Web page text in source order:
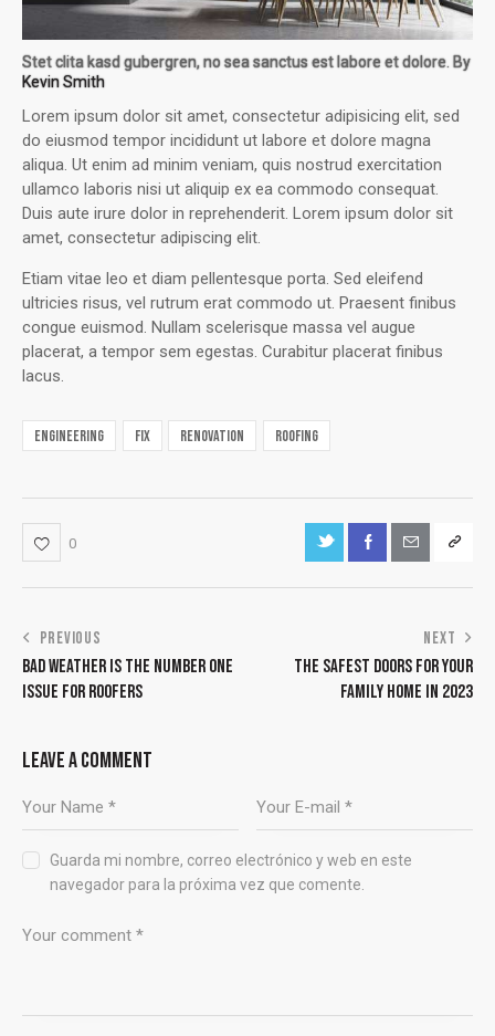
Stet clita kasd gubergren, no sea sanctus est labore et dolore. By
Kevin Smith
Lorem ipsum dolor sit amet, consectetur adipisicing elit, sed
do eiusmod tempor incididunt ut labore et dolore magna
aliqua. Ut enim ad minim veniam, quis nostrud exercitation
ullamco laboris nisi ut aliquip ex ea commodo consequat.
Duis aute irure dolor in reprehenderit. Lorem ipsum dolor sit
amet, consectetur adipiscing elit.
Etiam vitae leo et diam pellentesque porta. Sed eleifend
ultricies risus, vel rutrum erat commodo ut. Praesent finibus
congue euismod. Nullam scelerisque massa vel augue
placerat, a tempor sem egestas. Curabitur placerat finibus
lacus.
engineering fix renovation roofing
0
PREVIOUS
BAD WEATHER IS THE NUMBER ONE
ISSUE FOR ROOFERS
NEXT
THE SAFEST DOORS FOR YOUR
FAMILY HOME IN 2023
LEAVE A COMMENT
Guarda mi nombre, correo electrónico y web en este
navegador para la próxima vez que comente.